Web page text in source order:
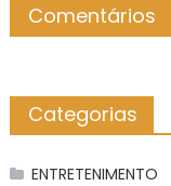
Comentários
Categorias
ENTRETENIMENTO